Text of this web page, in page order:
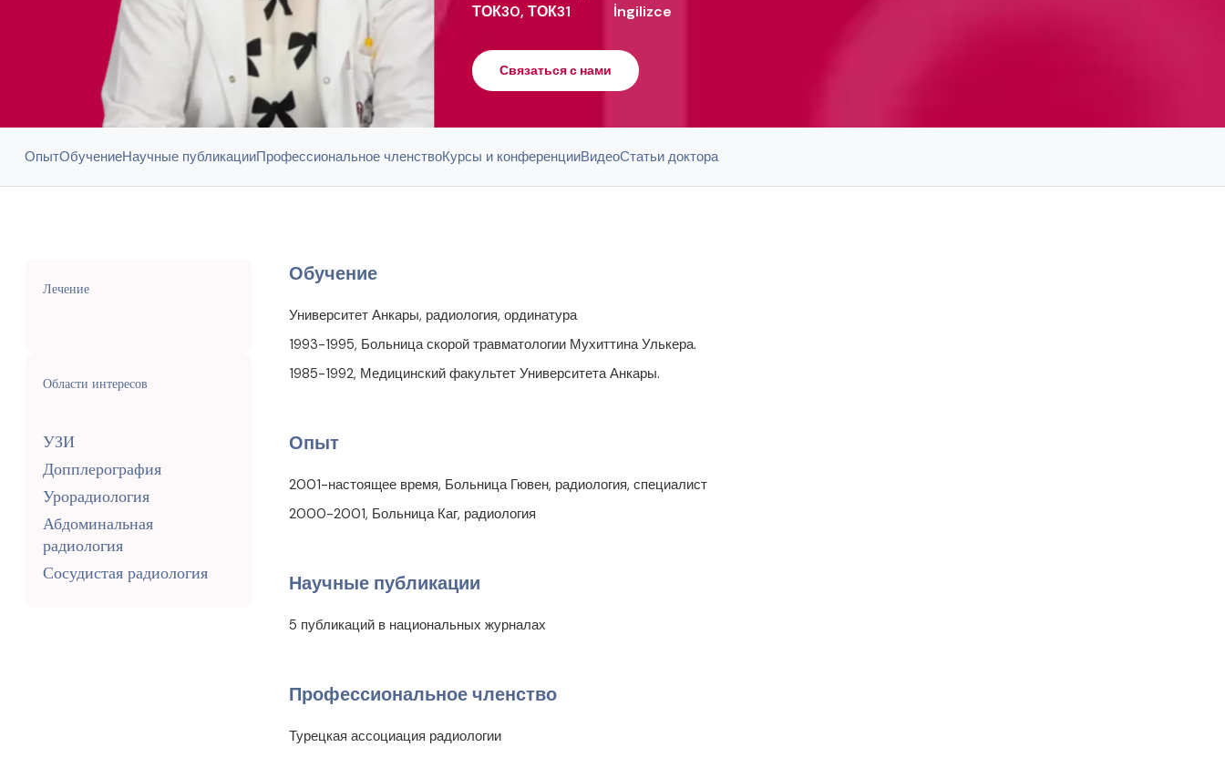
ТОК30, ТОК31 İngilizce
Связаться с нами
ОпытОбучениеНаучные публикацииПрофессиональное членствоКурсы и конференцииВидеоСтатьи доктора
Лечение
Области интересов
УЗИ
Допплерография
Урорадиология
Абдоминальная
радиология
Сосудистая радиология
Обучение
Университет Анкары, радиология, ординатура
1993-1995, Больница скорой травматологии Мухиттина Улькера.
1985-1992, Медицинский факультет Университета Анкары.
Опыт
2001-настоящее время, Больница Гювен, радиология, специалист
2000-2001, Больница Каг, радиология
Научные публикации
5 публикаций в национальных журналах
Профессиональное членство
Турецкая ассоциация радиологии